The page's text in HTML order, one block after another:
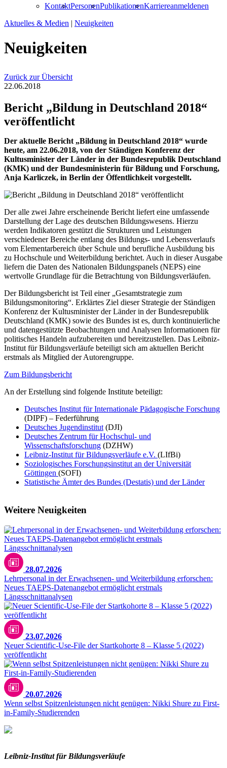
KontaktPersonenPublikationenKarriereanmeldenen
Aktuelles & Medien | Neuigkeiten
Neuigkeiten
Zurück zur Übersicht
22.06.2018
Bericht „Bildung in Deutschland 2018“
veröffentlicht
Der aktuelle Bericht „Bildung in Deutschland 2018“ wurde
heute, am 22.06.2018, von der Ständigen Konferenz der
Kultusminister der Länder in der Bundesrepublik Deutschland
(KMK) und der Bundesministerin für Bildung und Forschung,
Anja Karliczek, in Berlin der Öffentlichkeit vorgestellt.
Der alle zwei Jahre erscheinende Bericht liefert eine umfassende
Darstellung der Lage des deutschen Bildungswesens. Hierzu
werden Indikatoren gestützt die Strukturen und Leistungen
verschiedener Bereiche entlang des Bildungs- und Lebensverlaufs
vom Elementarbereich über Schule und berufliche Ausbildung bis
zu Hochschule und Weiterbildung berichtet. Auch in dieser Ausgabe
liefern die Daten des Nationalen Bildungspanels (NEPS) eine
wertvolle Grundlage für die Betrachtung von Bildungsverläufen.
Der Bildungsbericht ist Teil einer „Gesamtstrategie zum
Bildungsmonitoring“. Erklärtes Ziel dieser Strategie der Ständigen
Konferenz der Kultusminister der Länder in der Bundesrepublik
Deutschland (KMK) sowie des Bundes ist es, durch kontinuierliche
und datengestützte Beobachtungen und Analysen Informationen für
politisches Handeln aufzubereiten und bereitzustellen. Das Leibniz-
Institut für Bildungsverläufe beteiligt sich am aktuellen Bericht
erstmals als Mitglied der Autorengruppe.
Zum Bildungsbericht
An der Erstellung sind folgende Institute beteiligt:
Deutsches Institut für Internationale Pädagogische Forschung
(DIPF) – Federführung
Deutsches Jugendinstitut (DJI)
Deutsches Zentrum für Hochschul- und
Wissenschaftsforschung (DZHW)
Leibniz-Institut für Bildungsverläufe e.V. (LIfBi)
Soziologisches Forschungsinstitut an der Universität
Göttingen (SOFI)
Statistische Ämter des Bundes (Destatis) und der Länder
Weitere Neuigkeiten
28.07.2026
Lehrpersonal in der Erwachsenen- und Weiterbildung erforschen:
Neues TAEPS-Datenangebot ermöglicht erstmals
Längsschnittanalysen
23.07.2026
Neuer Scientific-Use-File der Startkohorte 8 – Klasse 5 (2022)
veröffentlicht
20.07.2026
Wenn selbst Spitzenleistungen nicht genügen: Nikki Shure zu First-
in-Family-Studierenden
Leibniz-Institut für Bildungsverläufe